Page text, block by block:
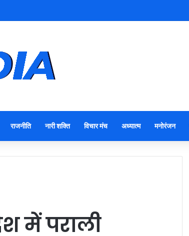
राजनीति नारी शक्ति विचार मंच अध्यात्म मनोरंजन
में पराली